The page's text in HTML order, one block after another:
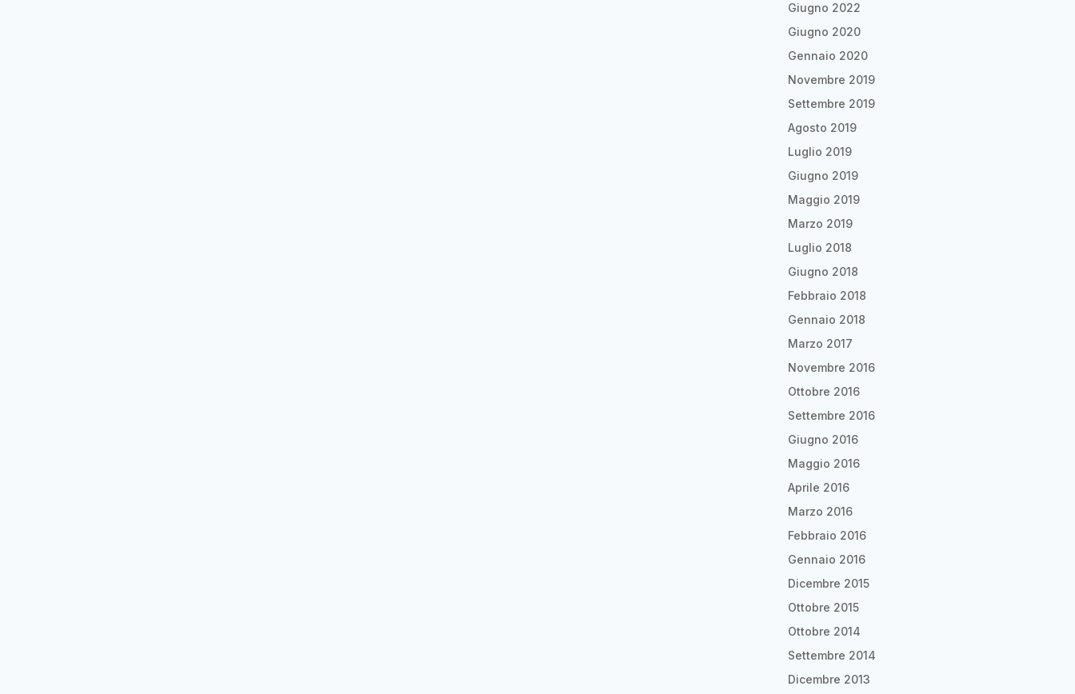
Giugno 2022
Giugno 2020
Gennaio 2020
Novembre 2019
Settembre 2019
Agosto 2019
Luglio 2019
Giugno 2019
Maggio 2019
Marzo 2019
Luglio 2018
Giugno 2018
Febbraio 2018
Gennaio 2018
Marzo 2017
Novembre 2016
Ottobre 2016
Settembre 2016
Giugno 2016
Maggio 2016
Aprile 2016
Marzo 2016
Febbraio 2016
Gennaio 2016
Dicembre 2015
Ottobre 2015
Ottobre 2014
Settembre 2014
Dicembre 2013